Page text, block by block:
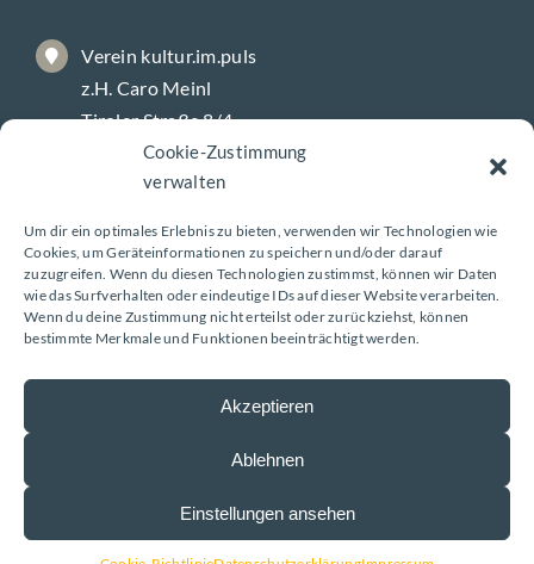
Cookie-Zustimmung
verwalten
Um dir ein optimales Erlebnis zu bieten, verwenden wir Technologien wie
Cookies, um Geräteinformationen zu speichern und/oder darauf
zuzugreifen. Wenn du diesen Technologien zustimmst, können wir Daten
wie das Surfverhalten oder eindeutige IDs auf dieser Website verarbeiten.
Wenn du deine Zustimmung nicht erteilst oder zurückziehst, können
bestimmte Merkmale und Funktionen beeinträchtigt werden.
Akzeptieren
Ablehnen
Einstellungen ansehen
Verein kultur.im.puls
z.H. Caro Meinl
Tiroler Straße 8/4
9800 Spittal/Drau
Galerie-Öffnungszeiten
Montag – Freitag